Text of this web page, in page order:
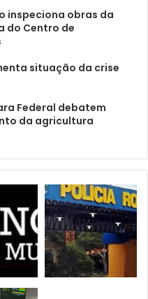
inspeciona obras da
do Centro de
situação da crise
Federal debatem
da agricultura